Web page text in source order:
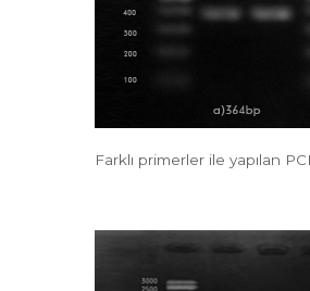
Farklı primerler ile yapılan